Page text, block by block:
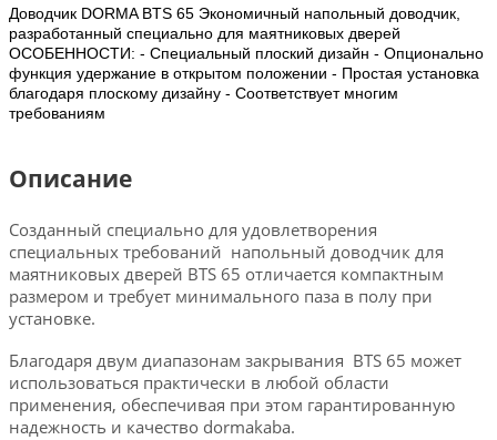
Доводчик DORMA BTS 65 Экономичный напольный доводчик,
разработанный специально для маятниковых дверей
ОСОБЕННОСТИ: - Специальный плоский дизайн - Опционально
функция удержание в открытом положении - Простая установка
благодаря плоскому дизайну - Соответствует многим
требованиям
Описание
Созданный специально для удовлетворения
специальных требований напольный доводчик для
маятниковых дверей BTS 65 отличается компактным
размером и требует минимального паза в полу при
установке.
Благодаря двум диапазонам закрывания BTS 65 может
использоваться практически в любой области
применения, обеспечивая при этом гарантированную
надежность и качество dormakaba.